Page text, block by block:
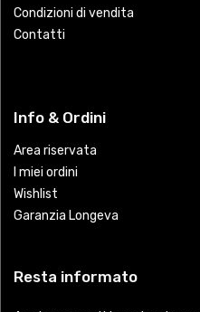
Condizioni di vendita
Contatti
Info & Ordini
Area riservata
I miei ordini
Wishlist
Garanzia Longeva
Resta informato